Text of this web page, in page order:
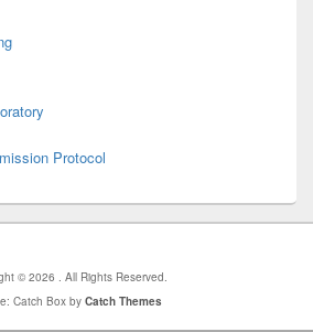
Protocol
© 2026 . All Rights Reserved.
Catch Box by Catch Themes